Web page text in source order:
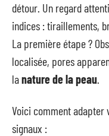
détour. Un regard
indices : tiraillements,
La première étape ?
localisée, pores
lanature de la peau.
Voici comment adapter
signaux :